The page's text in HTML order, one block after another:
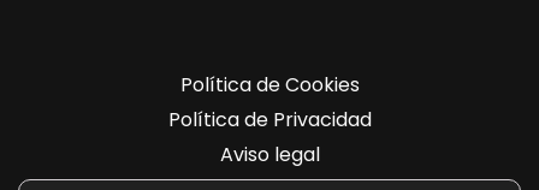
Política de Cookies
Política de Privacidad
Aviso legal